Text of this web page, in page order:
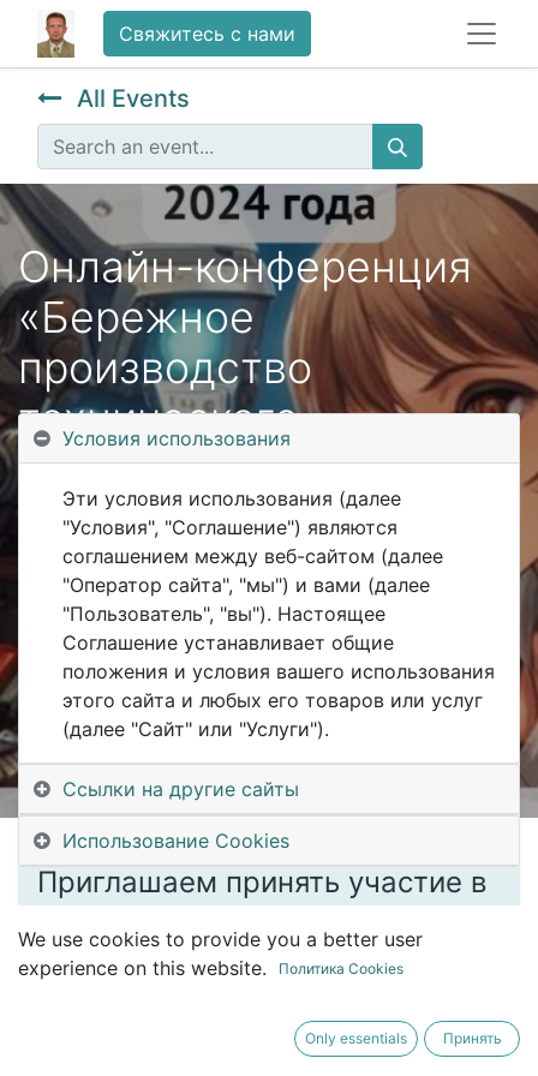
Свяжитесь с нами
All Events
Онлайн-конференция
«Бережное
производство
технического
обслуживания и
ремонта
оборудования»
Registrations are
closed
Registrations Closed
Уважаемые коллеги!
Приглашаем принять участие в
онлайн-конференции
«Бережное производство
технического обслуживания и
ремонта оборудования».
Условия использования
Эти условия использования (далее
"Условия", "Соглашение") являются
соглашением между веб-сайтом (далее
"Оператор сайта", "мы") и вами (далее
"Пользователь", "вы"). Настоящее
Соглашение устанавливает общие
положения и условия вашего использования
этого сайта и любых его товаров или услуг
(далее "Сайт" или "Услуги").
Ссылки на другие сайты
Использование Cookies
We use cookies to provide you a better user
experience on this website.
Политика Cookies
Only essentials Принять